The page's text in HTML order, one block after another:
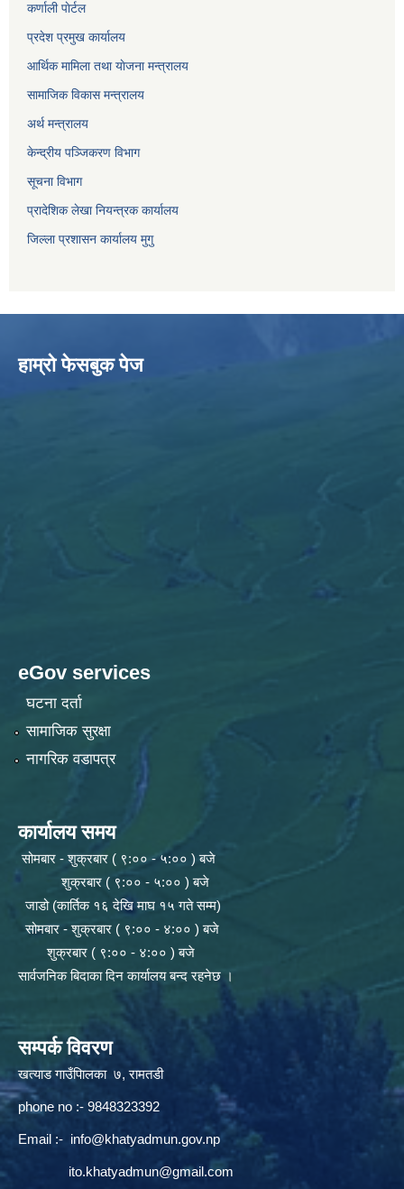
कर्णाली पाेर्टल
प्रदेश प्रमुख कार्यालय
आर्थिक मामिला तथा याेजना मन्त्रालय
सामाजिक विकास मन्त्रालय
अर्थ मन्त्रालय
केन्द्रीय पञ्जिकरण विभाग
सूचना विभाग
प्रादेशिक लेखा नियन्त्रक कार्यालय
जिल्ला प्रशासन कार्यालय मुगु
हाम्राे फेसबुक पेज
eGov services
घटना दर्ता
सामाजिक सुरक्षा
नागरिक वडापत्र
कार्यालय समय
सोमबार - शुक्रबार ( ९:०० - ५:०० ) बजे
शुक्रबार ( ९:०० - ५:०० ) बजे
जाडो (कार्तिक १६ देखि माघ १५ गते सम्म)
सोमबार - शुक्रबार ( ९:०० - ४:०० ) बजे
शुक्रबार ( ९:०० - ४:०० ) बजे
सार्वजनिक बिदाका दिन कार्यालय बन्द रहनेछ ।
सम्पर्क विवरण
खत्याड गाउँपािलका ७, रामतडी
phone no :- 9848323392
Email :- info@khatyadmun.gov.np
ito.khatyadmun@gmail.com